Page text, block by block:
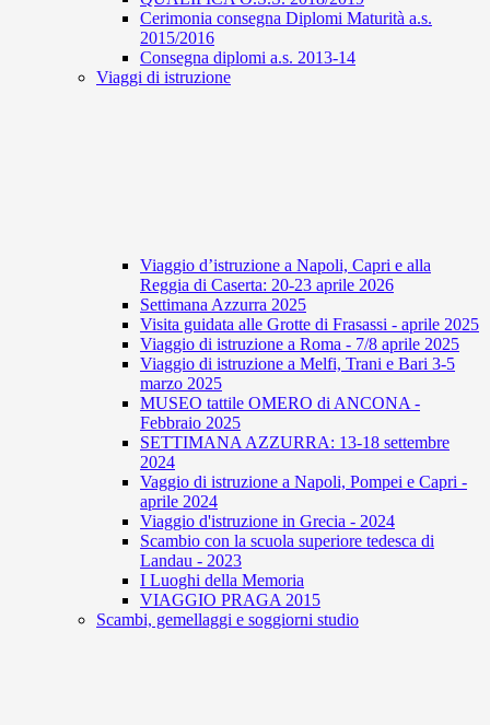
Cerimonia consegna Diplomi Maturità a.s.
2015/2016
Consegna diplomi a.s. 2013-14
Viaggi di istruzione
Viaggio d’istruzione a Napoli, Capri e alla
Reggia di Caserta: 20-23 aprile 2026
Settimana Azzurra 2025
Visita guidata alle Grotte di Frasassi - aprile 2025
Viaggio di istruzione a Roma - 7/8 aprile 2025
Viaggio di istruzione a Melfi, Trani e Bari 3-5
marzo 2025
MUSEO tattile OMERO di ANCONA -
Febbraio 2025
SETTIMANA AZZURRA: 13-18 settembre
2024
Vaggio di istruzione a Napoli, Pompei e Capri -
aprile 2024
Viaggio d'istruzione in Grecia - 2024
Scambio con la scuola superiore tedesca di
Landau - 2023
I Luoghi della Memoria
VIAGGIO PRAGA 2015
Scambi, gemellaggi e soggiorni studio